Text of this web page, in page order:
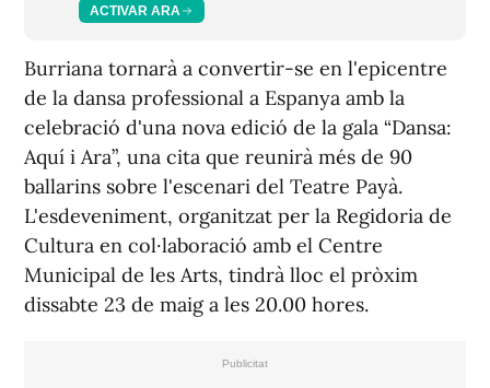
ACTIVAR ARA
Burriana tornarà a convertir-se en l'epicentre
de la dansa professional a Espanya amb la
celebració d'una nova edició de la gala “Dansa:
Aquí i Ara”, una cita que reunirà més de 90
ballarins sobre l'escenari del Teatre Payà.
L'esdeveniment, organitzat per la Regidoria de
Cultura en col·laboració amb el Centre
Municipal de les Arts, tindrà lloc el pròxim
dissabte 23 de maig a les 20.00 hores.